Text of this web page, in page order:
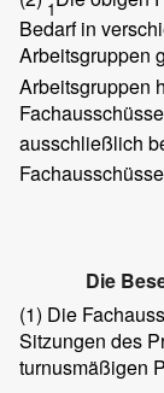
1
Bedarf in
Arbeitsgruppen
Arbeitsgruppen
ausschließlich
Die
(1) Die
Sitzungen des
turnusmäßigen